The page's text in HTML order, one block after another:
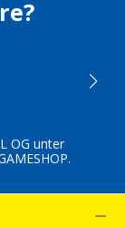
OG unter